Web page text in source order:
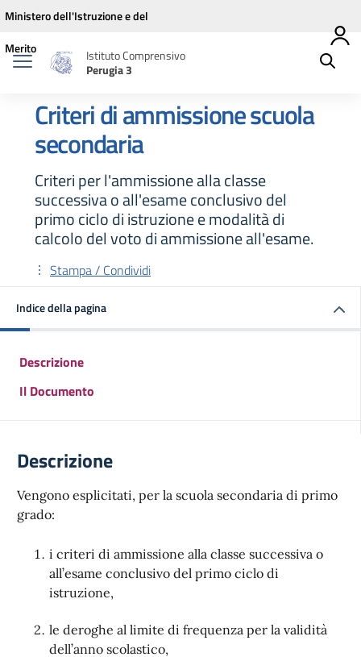
Vai ai contenuti
Vai al menu di navigazione
Vai al footer
Ministero dell'Istruzione e del
Merito
Istituto Comprensivo
Perugia 3
Criteri di ammissione scuola
secondaria
Criteri per l'ammissione alla classe
successiva o all'esame conclusivo del
primo ciclo di istruzione e modalità di
calcolo del voto di ammissione all'esame.
Stampa / Condividi
Indice della pagina
Descrizione
Il Documento
Descrizione
Vengono esplicitati, per la scuola secondaria di primo
grado:
i criteri di ammissione alla classe successiva o
all’esame conclusivo del primo ciclo di
istruzione,
le deroghe al limite di frequenza per la validità
dell’anno scolastico,